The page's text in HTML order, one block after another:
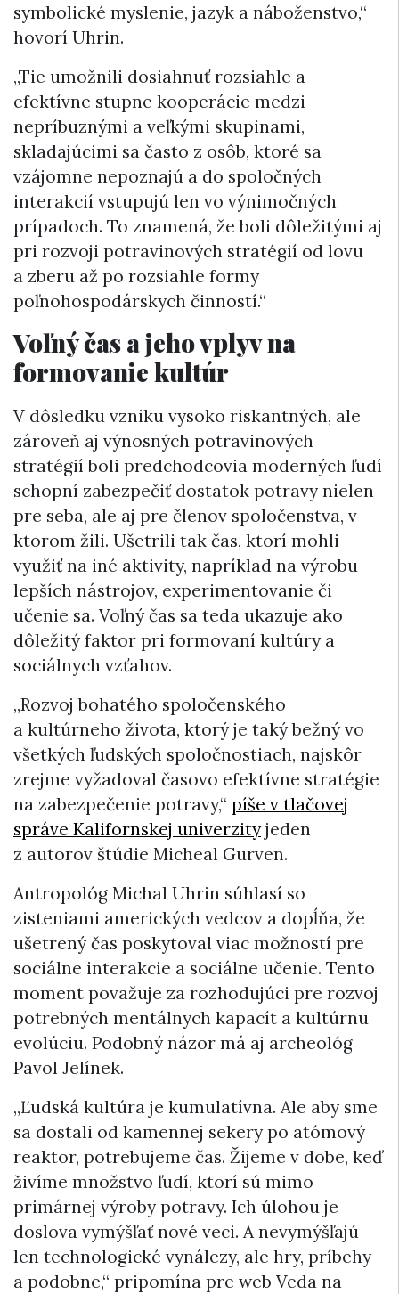
symbolické myslenie, jazyk a náboženstvo,“
hovorí Uhrin.
„Tie umožnili dosiahnuť rozsiahle a
efektívne stupne kooperácie medzi
nepríbuznými a veľkými skupinami,
skladajúcimi sa často z osôb, ktoré sa
vzájomne nepoznajú a do spoločných
interakcií vstupujú len vo výnimočných
prípadoch. To znamená, že boli dôležitými aj
pri rozvoji potravinových stratégií od lovu
a zberu až po rozsiahle formy
poľnohospodárskych činností.“
Voľný čas a jeho vplyv na
formovanie kultúr
V dôsledku vzniku vysoko riskantných, ale
zároveň aj výnosných potravinových
stratégií boli predchodcovia moderných ľudí
schopní zabezpečiť dostatok potravy nielen
pre seba, ale aj pre členov spoločenstva, v
ktorom žili. Ušetrili tak čas, ktorí mohli
využiť na iné aktivity, napríklad na výrobu
lepších nástrojov, experimentovanie či
učenie sa. Voľný čas sa teda ukazuje ako
dôležitý faktor pri formovaní kultúry a
sociálnych vzťahov.
„Rozvoj bohatého spoločenského
a kultúrneho života, ktorý je taký bežný vo
všetkých ľudských spoločnostiach, najskôr
zrejme vyžadoval časovo efektívne stratégie
na zabezpečenie potravy,“ píše v tlačovej
správe Kalifornskej univerzityjeden
z autorov štúdie Micheal Gurven.
Antropológ Michal Uhrin súhlasí so
zisteniami amerických vedcov a dopĺňa, že
ušetrený čas poskytoval viac možností pre
sociálne interakcie a sociálne učenie. Tento
moment považuje za rozhodujúci pre rozvoj
potrebných mentálnych kapacít a kultúrnu
evolúciu. Podobný názor má aj archeológ
Pavol Jelínek.
„Ľudská kultúra je kumulatívna. Ale aby sme
sa dostali od kamennej sekery po atómový
reaktor, potrebujeme čas. Žijeme v dobe, keď
živíme množstvo ľudí, ktorí sú mimo
primárnej výroby potravy. Ich úlohou je
doslova vymýšľať nové veci. A nevymýšľajú
len technologické vynálezy, ale hry, príbehy
a podobne,“ pripomína pre web Veda na